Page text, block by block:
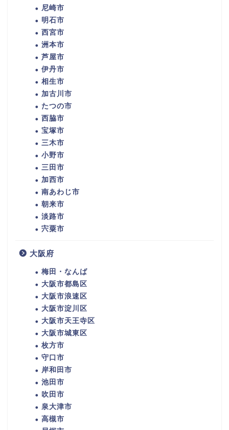
尼崎市
明石市
西宮市
洲本市
芦屋市
伊丹市
相生市
加古川市
たつの市
西脇市
宝塚市
三木市
小野市
三田市
加西市
南あわじ市
朝来市
淡路市
宍粟市
大阪府
梅田・なんば
大阪市都島区
大阪市浪速区
大阪市淀川区
大阪市天王寺区
大阪市城東区
枚方市
守口市
岸和田市
池田市
吹田市
泉大津市
高槻市